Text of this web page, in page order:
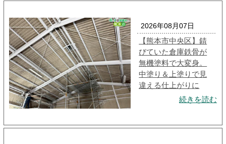
2026年08月07日
【熊本市中央区】錆
びていた倉庫鉄骨が
無機塗料で大変身。
中塗り＆上塗りで見
違える仕上がりに
続きを読む